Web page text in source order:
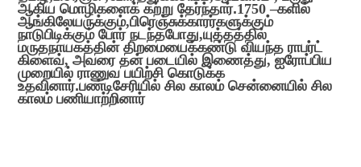
ஆகிய மொழிகளைக் கற்று தேர்ந்தார்.1750 –களில்
ஆங்கிலேயருக்கும்,பிரெஞ்சுக்காரர்களுக்கும்
நாடுபிடிக்கும் போர் நடந்தபோது,யுத்தத்தில்
மருதநாயகத்தின் திறமையைக்கண்டு வியந்த ராபர்ட்
கிளைவ்,அவரை தன் படையில் இணைத்து,ஐரோப்பிய
முறையில் ராணுவ பயிற்சி கொடுக்க
உதவினார்.பண்டிசேரியில் சில காலம் சென்னையில் சில
காலம் பணியாற்றினார்